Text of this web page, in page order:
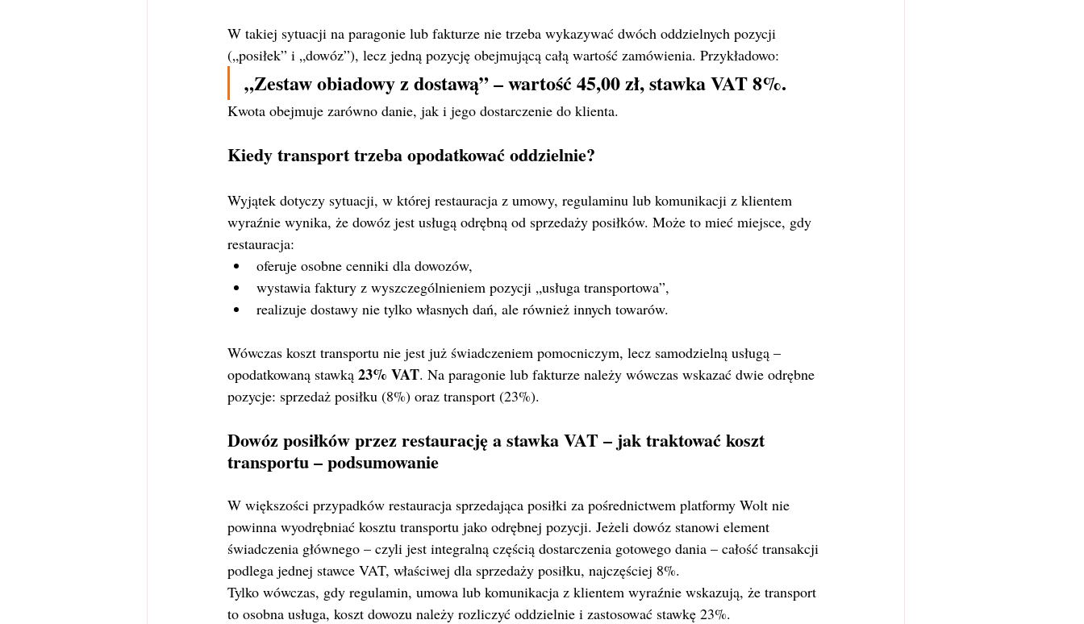
W takiej sytuacji na paragonie lub fakturze nie trzeba wykazywać dwóch oddzielnych pozycji
(„posiłek” i „dowóz”), lecz jedną pozycję obejmującą całą wartość zamówienia. Przykładowo:
„Zestaw obiadowy z dostawą” – wartość 45,00 zł, stawka VAT 8%.
Kwota obejmuje zarówno danie, jak i jego dostarczenie do klienta.
Kiedy transport trzeba opodatkować oddzielnie?
Wyjątek dotyczy sytuacji, w której restauracja z umowy, regulaminu lub komunikacji z klientem
wyraźnie wynika, że dowóz jest usługą odrębną od sprzedaży posiłków. Może to mieć miejsce, gdy
restauracja:
oferuje osobne cenniki dla dowozów,
wystawia faktury z wyszczególnieniem pozycji „usługa transportowa”,
realizuje dostawy nie tylko własnych dań, ale również innych towarów.
Wówczas koszt transportu nie jest już świadczeniem pomocniczym, lecz samodzielną usługą –
opodatkowaną stawką 23% VAT. Na paragonie lub fakturze należy wówczas wskazać dwie odrębne
pozycje: sprzedaż posiłku (8%) oraz transport (23%).
Dowóz posiłków przez restaurację a stawka VAT – jak traktować koszt
transportu – podsumowanie
W większości przypadków restauracja sprzedająca posiłki za pośrednictwem platformy Wolt nie
powinna wyodrębniać kosztu transportu jako odrębnej pozycji. Jeżeli dowóz stanowi element
świadczenia głównego – czyli jest integralną częścią dostarczenia gotowego dania – całość transakcji
podlega jednej stawce VAT, właściwej dla sprzedaży posiłku, najczęściej 8%.
Tylko wówczas, gdy regulamin, umowa lub komunikacja z klientem wyraźnie wskazują, że transport
to osobna usługa, koszt dowozu należy rozliczyć oddzielnie i zastosować stawkę 23%.